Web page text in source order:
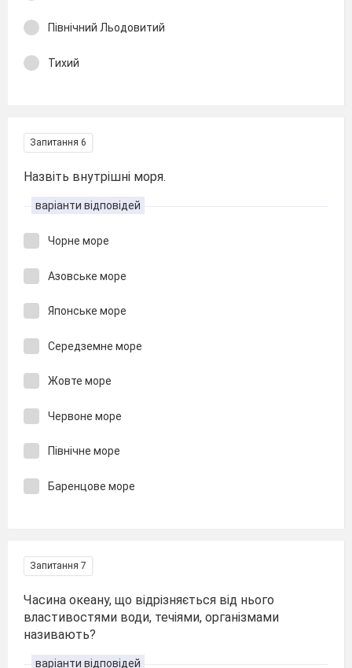
Північний Льодовитий
Тихий
Запитання 6
Назвіть внутрішні моря.
варіанти відповідей
Чорне море
Азовське море
Японське море
Середземне море
Жовте море
Червоне море
Північне море
Баренцове море
Запитання 7
Часина океану, що відрізняється від нього
властивостями води, течіями, організмами
називають?
варіанти відповідей